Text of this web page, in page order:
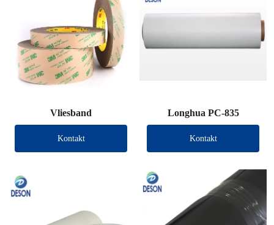
Vliesband
Kontakt
Longhua PC-835
Kontakt